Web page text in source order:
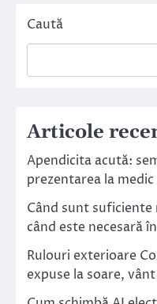
Caută
Articole
Apendicita acută:
prezentarea la medic
Când sunt suficiente
când este necesară
Rulouri exterioare
expuse la soare,